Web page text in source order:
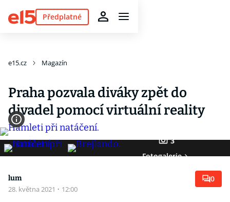
Předplatné
e15.cz Magazín
Praha pozvala diváky zpět do
divadel pomocí virtuální reality
3
Fotogalerie
lum
28. května 2021 · 12:00
0